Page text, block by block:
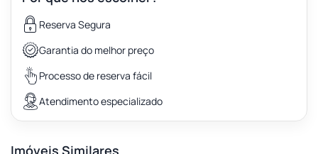
Reserva Segura
Garantia do melhor preço
Processo de reserva fácil
Atendimento especializado
Imóveis Similares